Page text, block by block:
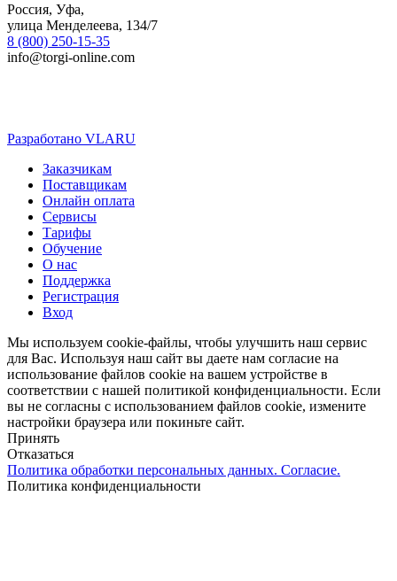
Россия, Уфа,
улица Менделеева, 134/7
8 (800) 250-15-35
info@torgi-online.com
Разработано VLARU
Close
Menu
Заказчикам
Поставщикам
Онлайн оплата
Сервисы
Тарифы
Обучение
О нас
Поддержка
Регистрация
Вход
Мы используем cookie-файлы, чтобы улучшить наш сервис
для Вас. Используя наш сайт вы даете нам согласие на
использование файлов cookie на вашем устройстве в
соответствии с нашей политикой конфиденциальности. Если
вы не согласны с использованием файлов cookie, измените
настройки браузера или покиньте сайт.
Принять
Отказаться
Политика обработки персональных данных. Согласие.
Политика конфиденциальности